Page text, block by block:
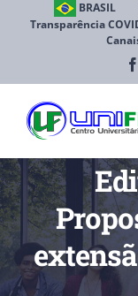
BRASIL
Transparência